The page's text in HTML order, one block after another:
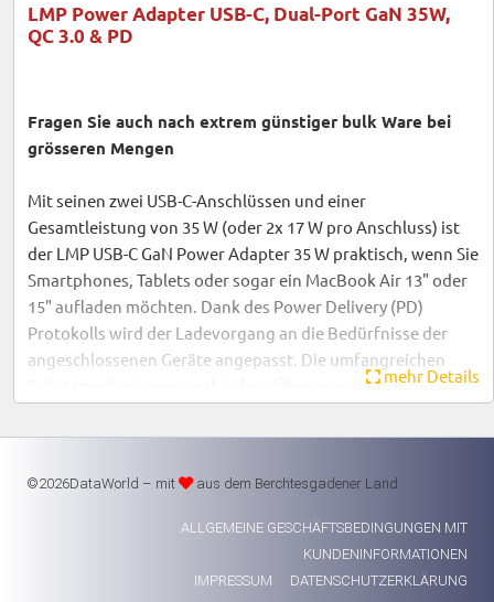
LMP Power Adapter USB-C, Dual-Port GaN 35W,
QC 3.0 & PD
Fragen Sie auch nach extrem günstiger bulk Ware bei
grösseren Mengen
Mit seinen zwei USB-C-Anschlüssen und einer
Gesamtleistung von 35 W (oder 2x 17 W pro Anschluss) ist
der LMP USB-C GaN Power Adapter 35 W praktisch, wenn Sie
Smartphones, Tablets oder sogar ein MacBook Air 13" oder
15" aufladen möchten. Dank des Power Delivery (PD)
Protokolls wird der Ladevorgang an die Bedürfnisse der
angeschlossenen Geräte angepasst. Die umfangreichen
Schutzmechanismen verhindern Überspannung und
Verwendung der neuesten Galliumnitrid (GaN)-Technologie
vergleichsweise gering, was einen kleinen Formfaktor des
Power Adapter 35 W ermöglicht.
Die entsprechenden Ladekabel sind nicht im Lieferumfang
mehr Details
©2026DataWorld – mit aus dem Berchtesgadener Land
ALLGEMEINE GESCHÄFTSBEDINGUNGEN MIT
KUNDENINFORMATIONEN
IMPRESSUM
DATENSCHUTZERKLÄRUNG